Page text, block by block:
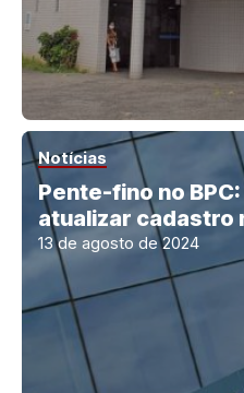
Notícias
Pente-fino no
atualizar cadastro
13 de agosto de 2024